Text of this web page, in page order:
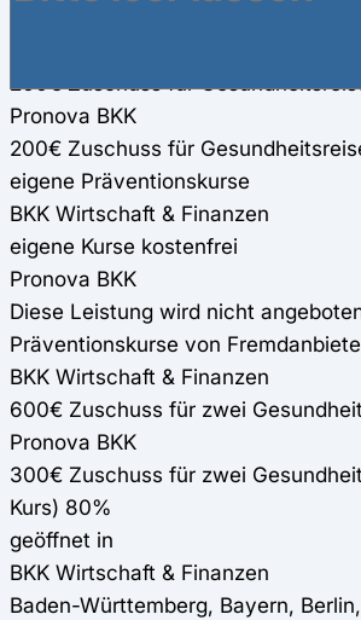
200€ Zuschuss für
Pronova BKK
200€ Zuschuss für
eigene Präventionskurse
BKK Wirtschaft & Finanzen
eigene Kurse kostenfrei
Pronova BKK
Diese Leistung wird nicht
Präventionskurse von
BKK Wirtschaft & Finanzen
600€ Zuschuss für zwei
Pronova BKK
300€ Zuschuss für zwei
Kurs) 80%
geöffnet in
BKK Wirtschaft & Finanzen
Baden-Württemberg, Bayern,